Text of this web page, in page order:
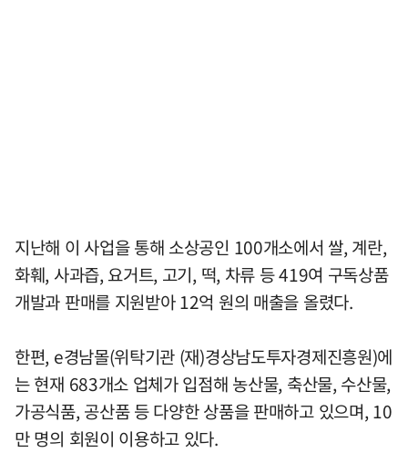
지난해 이 사업을 통해 소상공인 100개소에서 쌀, 계란,
화훼, 사과즙, 요거트, 고기, 떡, 차류 등 419여 구독상품
개발과 판매를 지원받아 12억 원의 매출을 올렸다.
한편, e경남몰(위탁기관 (재)경상남도투자경제진흥원)에
는 현재 683개소 업체가 입점해 농산물, 축산물, 수산물,
가공식품, 공산품 등 다양한 상품을 판매하고 있으며, 10
만 명의 회원이 이용하고 있다.